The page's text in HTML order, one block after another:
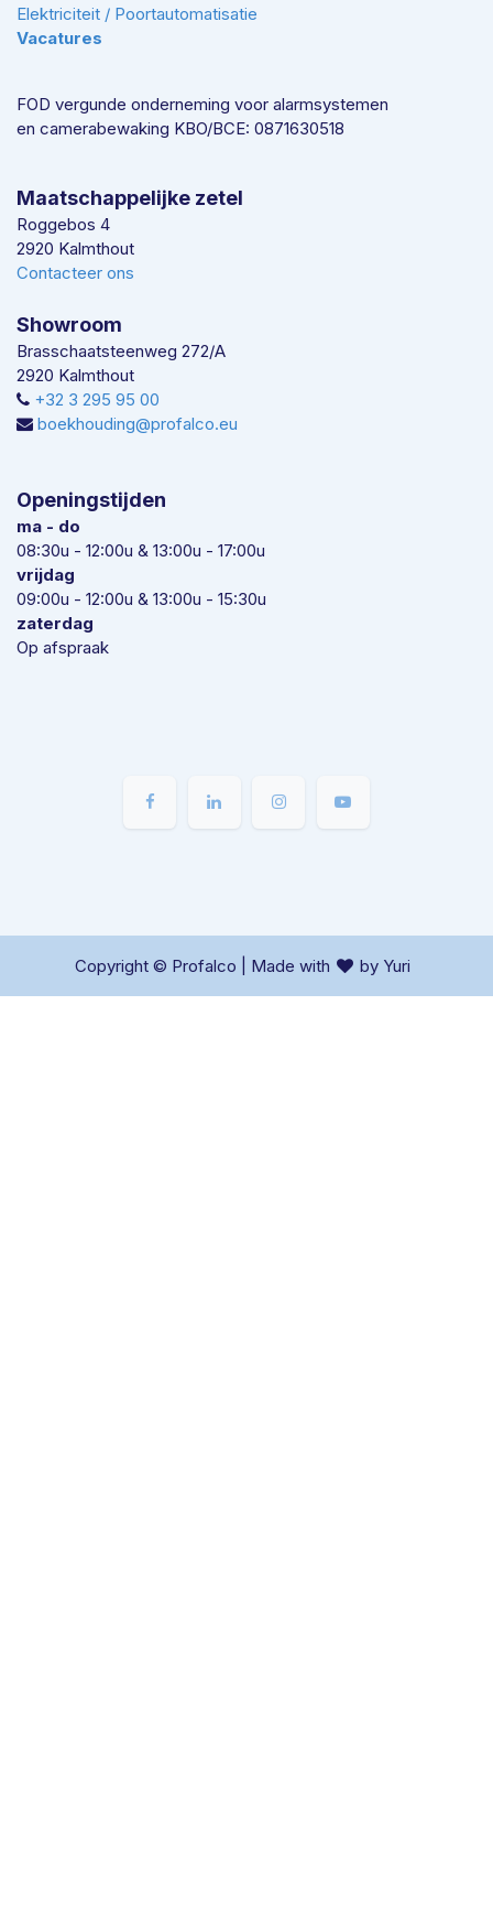
Elektriciteit / Poortautomatisatie
Vacatures
FOD vergunde onderneming voor alarmsystemen
en camerabewaking KBO/BCE: 0871630518
Maatschappelijke zetel
Roggebos 4
2920 Kalmthout
Contacteer ons
Showroom
Brasschaatsteenweg 272/A
2920 Kalmthout
+32 3 295 95 00
boekhouding@profalco.eu
Openingstijden
ma - do
08:30u - 12:00u & 13:00u - 17:00u
vrijdag
09:00u - 12:00u & 13:00u - 15:30u
zaterdag
Op afspraak
Copyright © Profalco | Made with by Yuri